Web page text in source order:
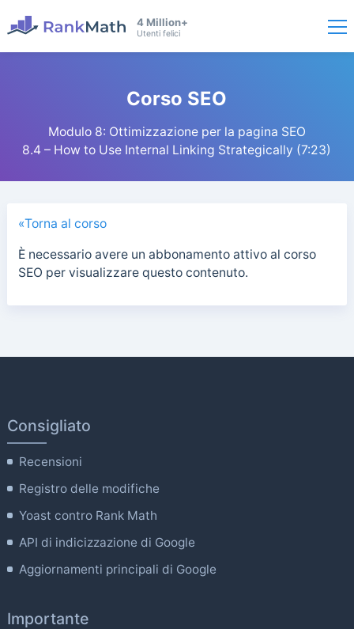
4 Million+
Utenti felici
Corso SEO
Modulo 8: Ottimizzazione per la pagina SEO
8.4 – How to Use Internal Linking Strategically (7:23)
«Torna al corso
È necessario avere un abbonamento attivo al corso
SEO per visualizzare questo contenuto.
Consigliato
Recensioni
Registro delle modifiche
Yoast contro Rank Math
API di indicizzazione di Google
Aggiornamenti principali di Google
Importante